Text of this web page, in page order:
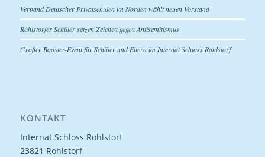
Verband Deutscher Privatschulen im Norden wählt neuen Vorstand
Rohlstorfer Schüler setzen Zeichen gegen Antisemitismus
Großer Booster-Event für Schüler und Eltern im Internat Schloss Rohlstorf
KONTAKT
Internat Schloss Rohlstorf
23821 Rohlstorf